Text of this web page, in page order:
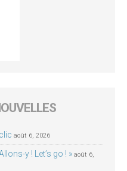
août 6, 2026
y ! Let’s go ! » août 6,